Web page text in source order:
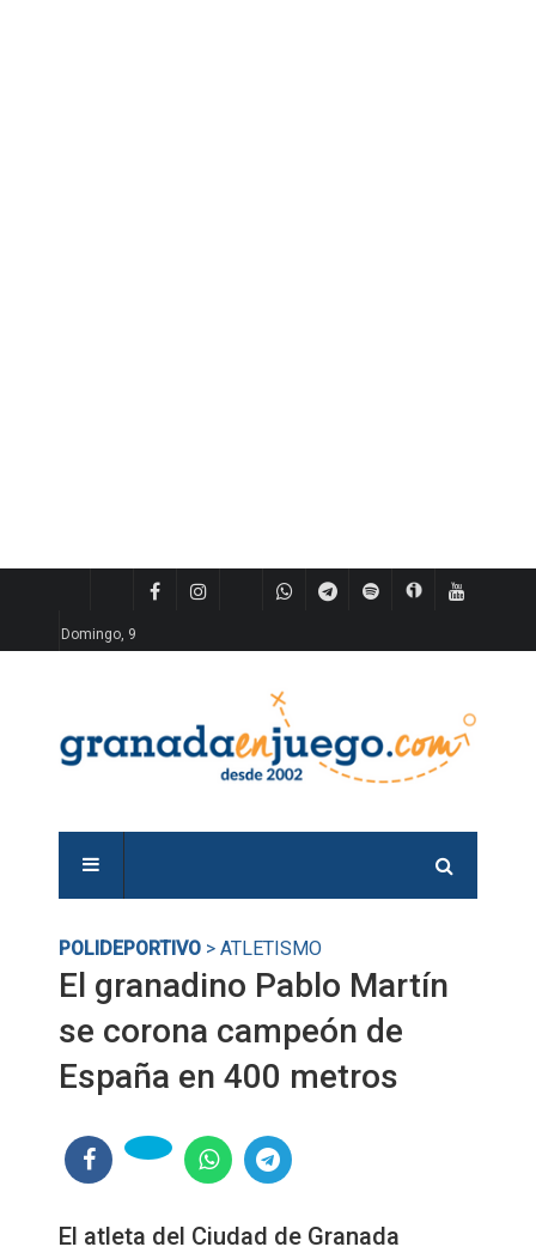
Domingo, 9
POLIDEPORTIVO > ATLETISMO
El granadino Pablo Martín
se corona campeón de
España en 400 metros
El atleta del Ciudad de Granada